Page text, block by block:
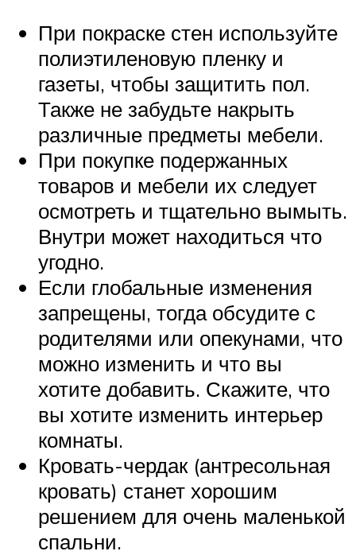
При покраске стен используйте
полиэтиленовую пленку и
газеты, чтобы защитить пол.
Также не забудьте накрыть
различные предметы мебели.
При покупке подержанных
товаров и мебели их следует
осмотреть и тщательно вымыть.
Внутри может находиться что
угодно.
Если глобальные изменения
запрещены, тогда обсудите с
родителями или опекунами, что
можно изменить и что вы
хотите добавить. Скажите, что
вы хотите изменить интерьер
комнаты.
Кровать-чердак (антресольная
кровать) станет хорошим
решением для очень маленькой
спальни.